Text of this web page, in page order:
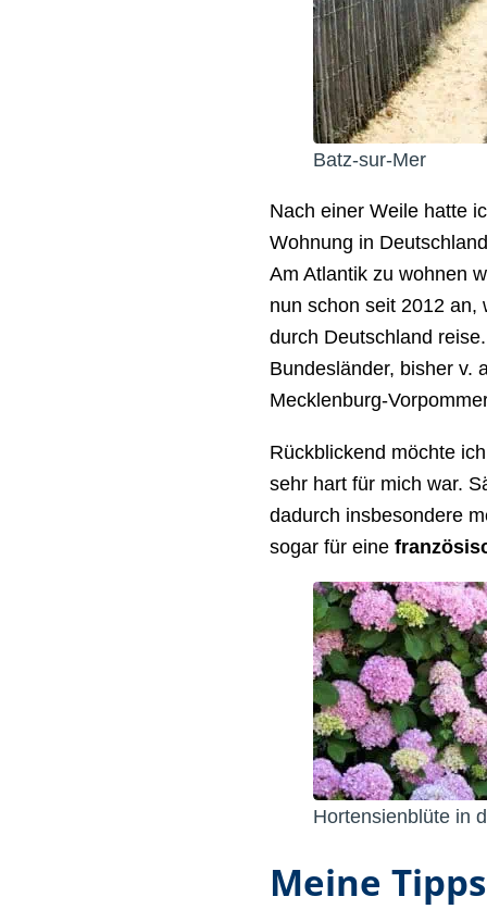
Batz-sur-Mer
Nach einer Weile hatte
Wohnung in
Am Atlantik zu wohnen
nun schon seit 2012 an,
durch Deutschland
Bundesländer, bisher v.
Mecklenburg-
Rückblickend möchte
sehr hart für mich war.
dadurch insbesondere
sogar für eine
Hortensienblüte in
Meine